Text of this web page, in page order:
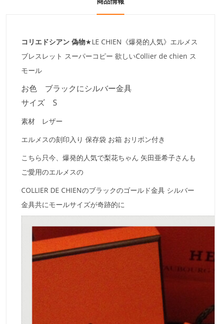
コリエドシアン 偽物★LE CHIEN《爆発的人気》 エルメス
ブレスレット スーパーコピー 欲しいCollier de chien ス
モール
お色 ブラックにシルバー金具
サイズ S
素材 レザー
エルメスの刻印入り 保存袋 お箱 おリボン付き
こちら只今、爆発的人気で梨花ちゃん 矢田亜希子さんも
ご愛用のエルメスの
COLLIER DE CHIENのブラックのゴールド金具 シルバー
金具共にモールサイズが奇跡的に